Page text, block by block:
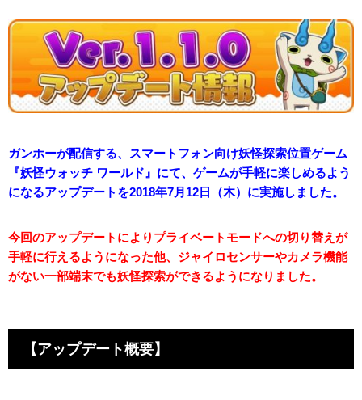
ガンホーが配信する、スマートフォン向け妖怪探索位置ゲーム
『妖怪ウォッチ ワールド』にて、ゲームが手軽に楽しめるよう
になるアップデートを2018年7月12日（木）に実施しました。
今回のアップデートによりプライベートモードへの切り替えが
手軽に行えるようになった他、ジャイロセンサーやカメラ機能
がない一部端末でも妖怪探索ができるようになりました。
【アップデート概要】